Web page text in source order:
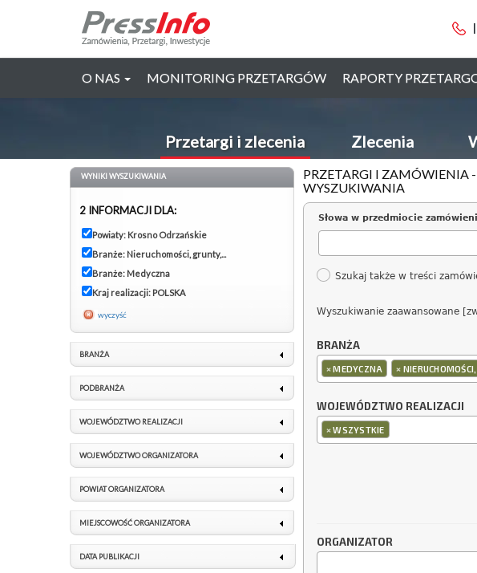
O NAS MONITORING PRZETARGÓW RAPORTY
Przetargi i zlecenia Zlecenia
PRZETARGI I ZAMÓWIENIA
WYSZUKIWANIA
Słowa w przedmiocie
Szukaj także w treści
Wyszukiwanie zaawansowane
BRANŻA
×MEDYCZNA ×
WOJEWÓDZTWO REALIZACJI
×WSZYSTKIE
ORGANIZATOR
WYNIKI WYSZUKIWANIA
2 INFORMACJI DLA:
Powiaty: Krosno Odrzańskie
Branże: Nieruchomości, grunty,...
Branże: Medyczna
Kraj realizacji: POLSKA
wyczyść
BRANŻA
PODBRANŻA
WOJEWÓDZTWO REALIZACJI
WOJEWÓDZTWO ORGANIZATORA
POWIAT ORGANIZATORA
MIEJSCOWOŚĆ ORGANIZATORA
DATA PUBLIKACJI